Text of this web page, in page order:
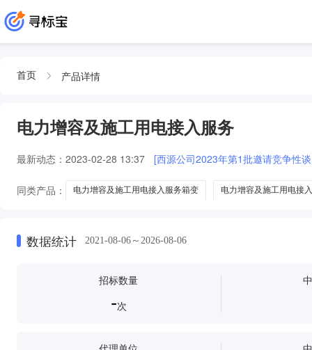
首页 产品详情
电力增容及施工用电接入服务
最新动态： 2023-02-28 13:37 [西源公司2023年第1批邀请竞争性
同类产品： 电力增容及施工用电接入服务箱变 电力增容及施工用电接
数据统计 2021-08-06～2026-08-06
招标数量
-次